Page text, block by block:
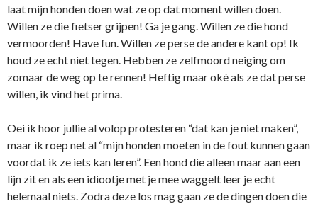
laat mijn honden doen wat ze op dat moment willen doen.
Willen ze die fietser grijpen! Ga je gang. Willen ze die hond
vermoorden! Have fun. Willen ze perse de andere kant op! Ik
houd ze echt niet tegen. Hebben ze zelfmoord neiging om
zomaar de weg op te rennen! Heftig maar oké als ze dat perse
willen, ik vind het prima.
Oei ik hoor jullie al volop protesteren “dat kan je niet maken”,
maar ik roep net al “mijn honden moeten in de fout kunnen gaan
voordat ik ze iets kan leren”. Een hond die alleen maar aan een
lijn zit en als een idiootje met je mee waggelt leer je echt
helemaal niets. Zodra deze los mag gaan ze de dingen doen die